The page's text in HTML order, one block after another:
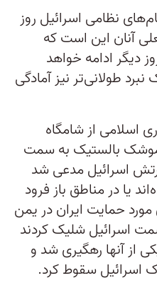
نظامی اسرائیل روز
آنان این است که
دیگر ادامه خواهد
طولانی‌تر نیز آمادگی
اسلامی از شامگاه
تاکنون دست‌کم ۲۰ موشک بالستیک به سمت
اسرائیل مدعی شد
یا در مناطق باز فرود
حمایت ایران در یمن
اسرائیل شلیک کردند
از آنها رهگیری شد و
اسرائیل سقوط کرد.